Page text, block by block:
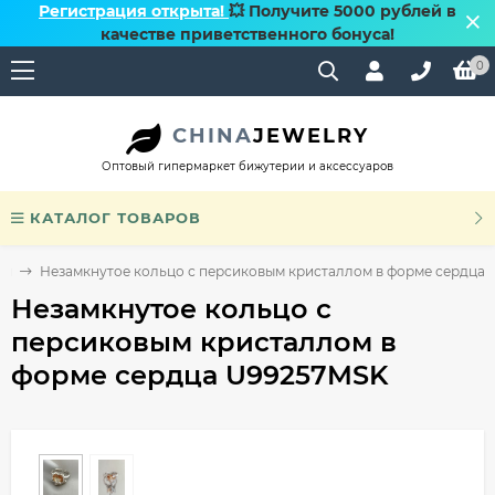
Регистрация открыта! 💥 Получите 5000 рублей в
качестве приветственного бонуса!
0
CHINAJEWELRY
Оптовый гипермаркет бижутерии и аксессуаров
КАТАЛОГ ТОВАРОВ
Незамкнутое кольцо с персиковым кристаллом в форме сердца
Незамкнутое кольцо с
персиковым кристаллом в
форме сердца U99257MSK